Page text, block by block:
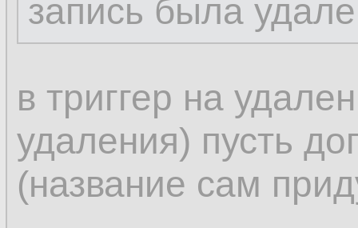
запись была
в триггер на
удаления) пусть
(название сам